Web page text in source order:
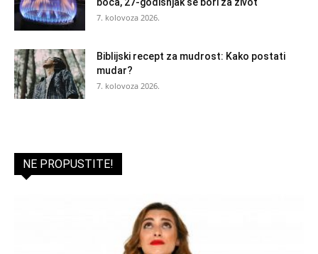
7. kolovoza 2026.
Biblijski recept za mudrost: Kako postati
mudar?
7. kolovoza 2026.
NE PROPUSTITE!